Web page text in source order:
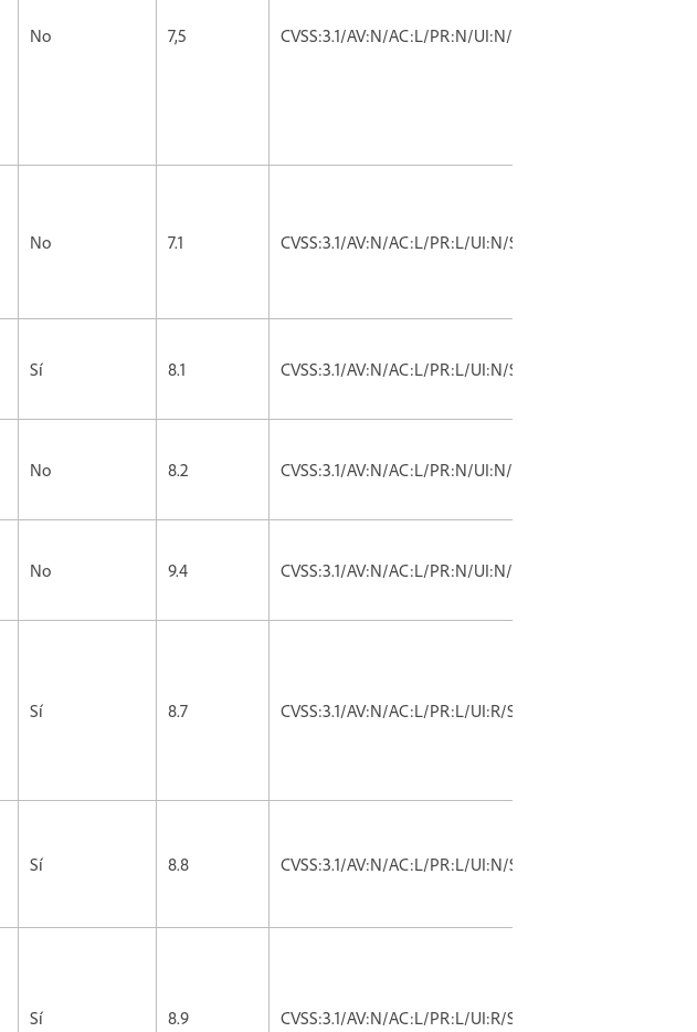
No 7,5 CVSS:3.1/AV:N/AC:L/PR:N/UI:N/S:U/C:N/I:H/A:N
No 7.1 CVSS:3.1/AV:N/AC:L/PR:L/UI:N/S:U/C:H/I:L/A:N
Sí 8.1 CVSS:3.1/AV:N/AC:L/PR:L/UI:N/S:U/C:H/I:N/A:H
No 8.2 CVSS:3.1/AV:N/AC:L/PR:N/UI:N/S:U/C:H/I:L/A:N
No 9.4 CVSS:3.1/AV:N/AC:L/PR:N/UI:N/S:U/C:H/I:H/A:L
Sí 8.7 CVSS:3.1/AV:N/AC:L/PR:L/UI:R/S:C/C:H/I:H/A:N
Sí 8.8 CVSS:3.1/AV:N/AC:L/PR:L/UI:N/S:U/C:H/I:H/A:H
Sí 8.9 CVSS:3.1/AV:N/AC:L/PR:L/UI:R/S:C/C:H/I:H/A:L